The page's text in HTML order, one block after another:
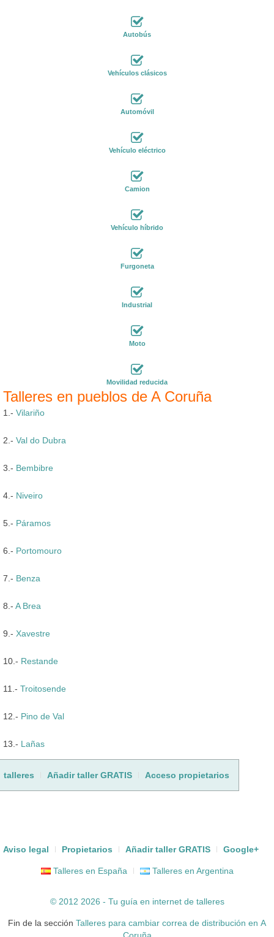
Autobús
Vehículos clásicos
Automóvil
Vehículo eléctrico
Camion
Vehículo híbrido
Furgoneta
Industrial
Moto
Movilidad reducida
Talleres en pueblos de A Coruña
1.- Vilariño
2.- Val do Dubra
3.- Bembibre
4.- Niveiro
5.- Páramos
6.- Portomouro
7.- Benza
8.- A Brea
9.- Xavestre
10.- Restande
11.- Troitosende
12.- Pino de Val
13.- Lañas
talleres Añadir taller GRATIS Acceso propietarios
Aviso legal Propietarios Añadir taller GRATIS Google+
Talleres en España Talleres en Argentina
© 2012 2026 - Tu guía en internet de talleres
Fin de la sección Talleres para cambiar correa de distribución en A
Coruña